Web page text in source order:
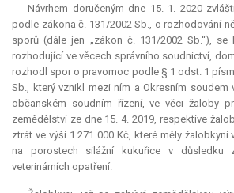
Návrhem doručeným dne 15. 1. 2020
podle zákona č. 131/2002 Sb., o rozhodování
sporů (dále jen „zákon č. 131/2002 Sb.“), se
rozhodující ve věcech správního soudnictví,
rozhodl spor o pravomoc podle § 1 odst. 1
Sb., který vznikl mezi ním a Okresním soudem
občanském soudním řízení, ve věci žaloby
zemědělství ze dne 15. 4. 2019, respektive
ztrát ve výši 1 271 000 Kč, které měly
na porostech silážní kukuřice v důsledku
veterinárních opatření.